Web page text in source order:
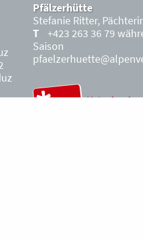
Pfälzerhütte
Stefanie Ritter,
+423 263 36 79
Saison